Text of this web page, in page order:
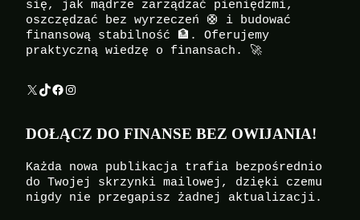
się, jak mądrze zarządzać pieniędzmi,
oszczędzać bez wyrzeczeń 🛟 i budować
finansową stabilność 🏦. Oferujemy
praktyczną wiedzę o finansach. 🚀
X TikTok Facebook Instagram
DOŁĄCZ DO FINANSE BEZ OWIJANIA!
Każda nowa publikacja trafia bezpośrednio
do Twojej skrzynki mailowej, dzięki czemu
nigdy nie przegapisz żadnej aktualizacji.